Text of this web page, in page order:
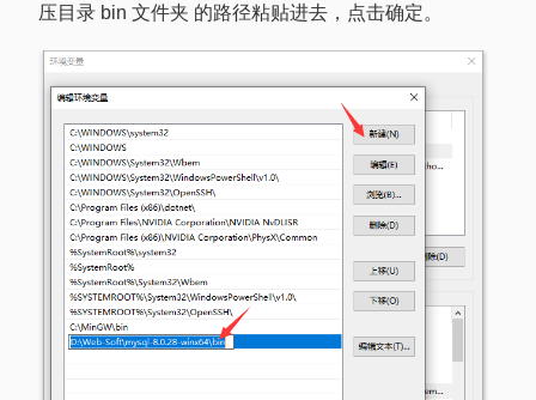
压目录 bin 文件夹 的路径粘贴进去，点击确定。